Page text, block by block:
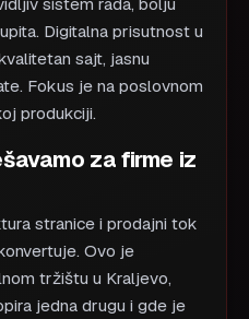
sistem rada, bolju
Digitalna prisutnost u
sajt, jasnu
Fokus je na poslovnom
produkciji.
za firme iz
stranice i prodajni tok
Ovo je
tržištu u Kraljevo,
jedna drugu i gde je